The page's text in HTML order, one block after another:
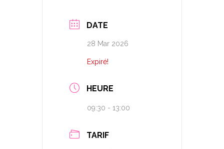
DATE
28 Mar 2026
Expiré!
HEURE
09:30 - 13:00
TARIF